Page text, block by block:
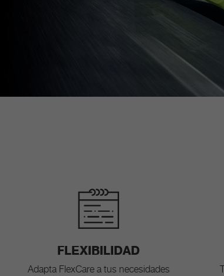
FLEXIBILIDAD
Adapta FlexCare a tus necesidades